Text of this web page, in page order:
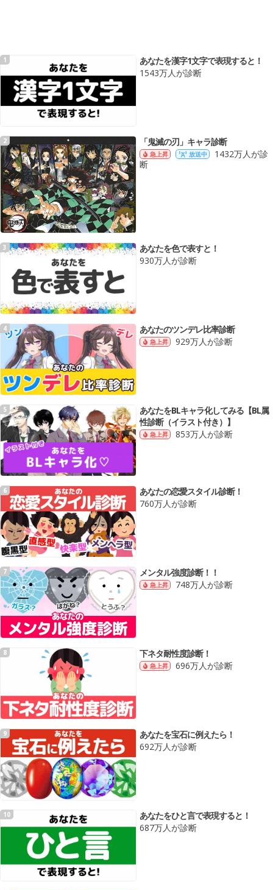
1
あなたを漢字1文字で表現すると！
1543万人が診断
2 「鬼滅の刃」キャラ診断
急上昇 放送中
1432万人が診
断
3
あなたを色で表すと！
930万人が診断
4 あなたのツンデレ比率診断
急上昇 929万人が診断
5
あなたをBLキャラ化してみる【BL属
性診断（イラスト付き）】
急上昇 853万人が診断
6
あなたの恋愛スタイル診断！
760万人が診断
7 メンタル強度診断！！
急上昇 748万人が診断
8 下ネタ耐性度診断！
急上昇 696万人が診断
9
あなたを宝石に例えたら！
692万人が診断
10
あなたをひと言で表現すると！
687万人が診断